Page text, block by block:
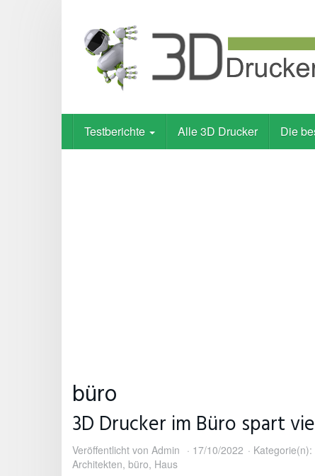
Testberichte Alle 3D Drucker Die
büro
3D Drucker im Büro spart
Veröffentlicht von Admin 17/10/2022 Kategorie(n):
Architekten, büro, Haus